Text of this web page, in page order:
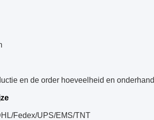
en de order hoeveelheid en
Fedex/UPS/EMS/TNT